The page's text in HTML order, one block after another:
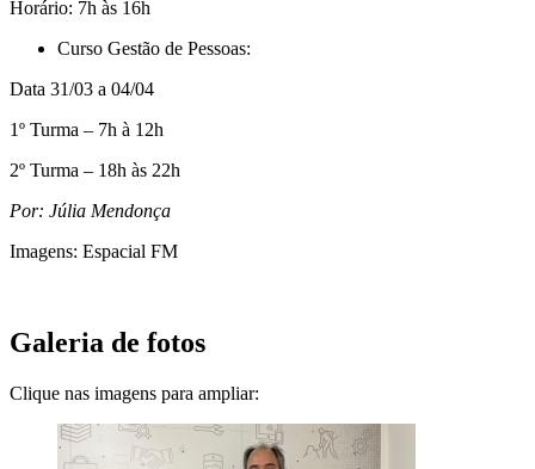
Horário: 7h às 16h
Curso Gestão de Pessoas:
Data 31/03 a 04/04
1º Turma – 7h à 12h
2º Turma – 18h às 22h
Por: Júlia Mendonça
Imagens: Espacial FM
Galeria de fotos
Clique nas imagens para ampliar: